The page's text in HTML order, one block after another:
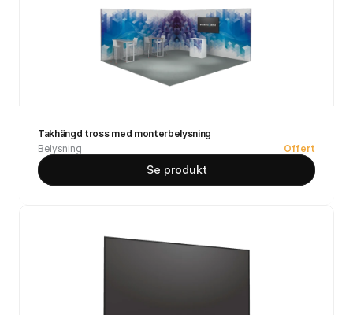
Takhängd tross med monterbelysning
Belysning
Offert
Se produkt